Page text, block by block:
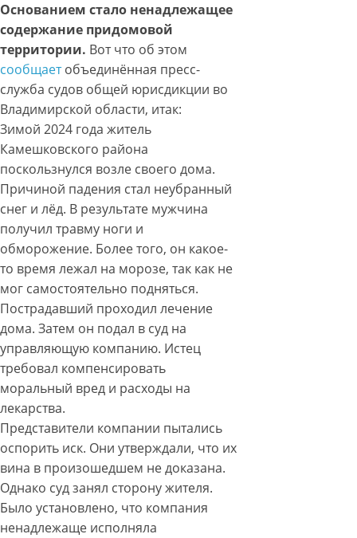
Основанием стало ненадлежащее
содержание придомовой
территории. Вот что об этом
сообщаетобъединённая пресс-
служба судов общей юрисдикции во
Владимирской области, итак:
Зимой 2024 года житель
Камешковского района
поскользнулся возле своего дома.
Причиной падения стал неубранный
снег и лёд. В результате мужчина
получил травму ноги и
обморожение. Более того, он какое-
то время лежал на морозе, так как не
мог самостоятельно подняться.
Пострадавший проходил лечение
дома. Затем он подал в суд на
управляющую компанию. Истец
требовал компенсировать
моральный вред и расходы на
лекарства.
Представители компании пытались
оспорить иск. Они утверждали, что их
вина в произошедшем не доказана.
Однако суд занял сторону жителя.
Было установлено, что компания
ненадлежаще исполняла